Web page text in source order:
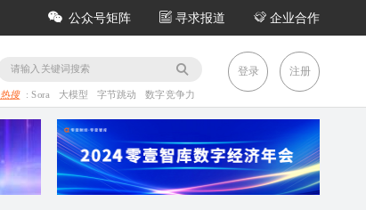
公众号矩阵 寻求报道 企业合作
热搜 :Sora 大模型 字节跳动 数字竞争力
登录 注册